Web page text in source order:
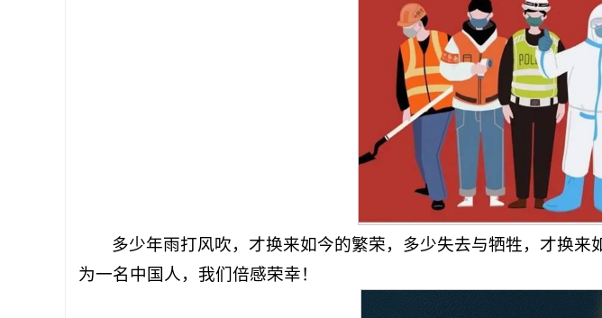
多少年雨打风吹，才换来如今的繁荣，多少失去与牺牲，才换
为一名中国人，我们倍感荣幸！